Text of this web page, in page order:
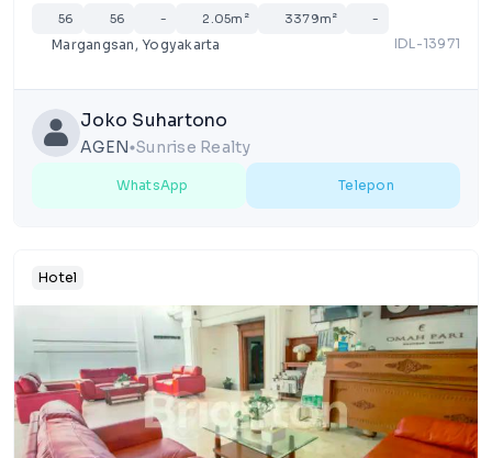
56 56 - 2.05m² 3379m² -
Margangsan, Yogyakarta IDL-13971
Joko Suhartono
AGEN lens Sunrise Realty
WhatsApp Telepon
Hotel